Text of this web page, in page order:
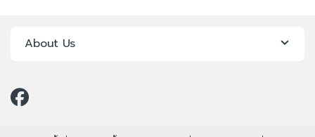
About Us